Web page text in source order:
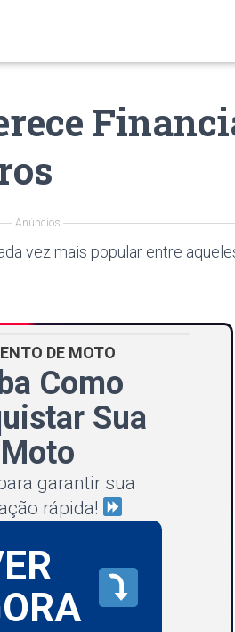
Anúncios
vez mais popular entre
DE MOTO
Como
Sua
Moto
garantir sua
rápida!